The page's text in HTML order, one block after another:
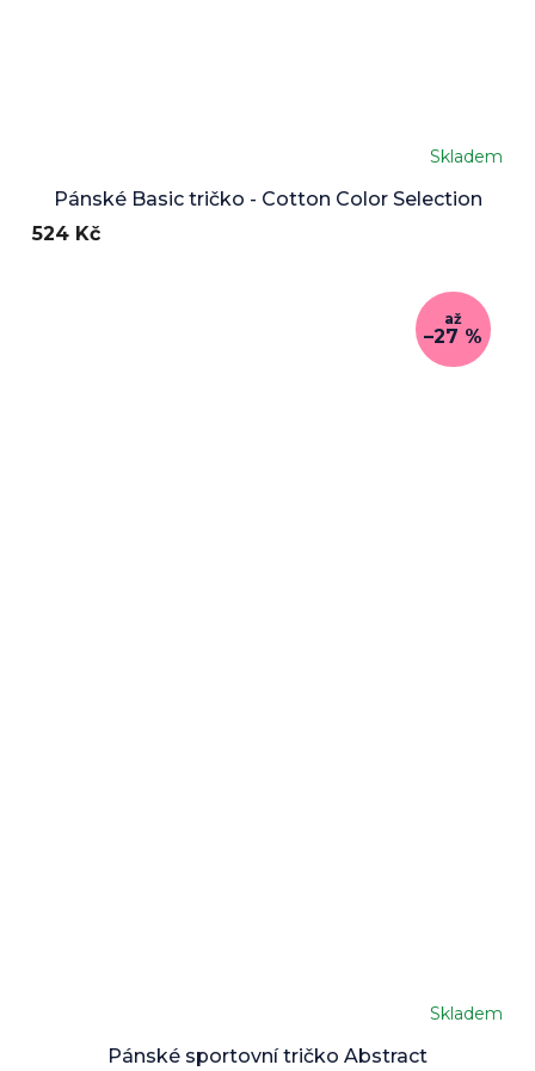
Pánské Basic tričko - Cotton Color Selection
Skladem
524 Kč
až
–27 %
Pánské sportovní tričko Abstract
hodnocení
Skladem